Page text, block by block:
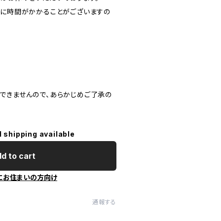
時間がかかることがございますの
きませんので、あらかじめご了承の
shipping available
to cart
お住まいの方向け
通報する